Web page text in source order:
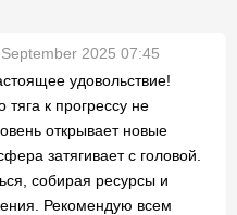
2025 07:45
удовольствие!
к прогрессу не
открывает новые
затягивает с головой.
собирая ресурсы и
Рекомендую всем